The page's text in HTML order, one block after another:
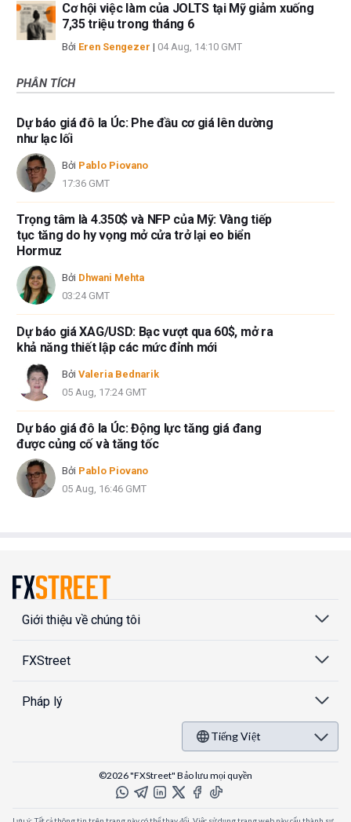
Cơ hội việc làm của JOLTS tại Mỹ giảm xuống
7,35 triệu trong tháng 6
Bởi Eren Sengezer | 04 Aug, 14:10 GMT
PHÂN TÍCH
Dự báo giá đô la Úc: Phe đầu cơ giá lên dường
như lạc lối
Bởi Pablo Piovano
17:36 GMT
Trọng tâm là 4.350$ và NFP của Mỹ: Vàng tiếp
tục tăng do hy vọng mở cửa trở lại eo biển
Hormuz
Bởi Dhwani Mehta
03:24 GMT
Dự báo giá XAG/USD: Bạc vượt qua 60$, mở ra
khả năng thiết lập các mức đỉnh mới
Bởi Valeria Bednarik
05 Aug, 17:24 GMT
Dự báo giá đô la Úc: Động lực tăng giá đang
được củng cố và tăng tốc
Bởi Pablo Piovano
05 Aug, 16:46 GMT
Giới thiệu về chúng tôi
FXStreet
Pháp lý
Tiếng Việt
©2026 "FXStreet" Bảo lưu mọi quyền